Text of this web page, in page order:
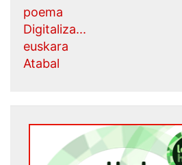
poema
Digitaliza...
euskara
Atabal